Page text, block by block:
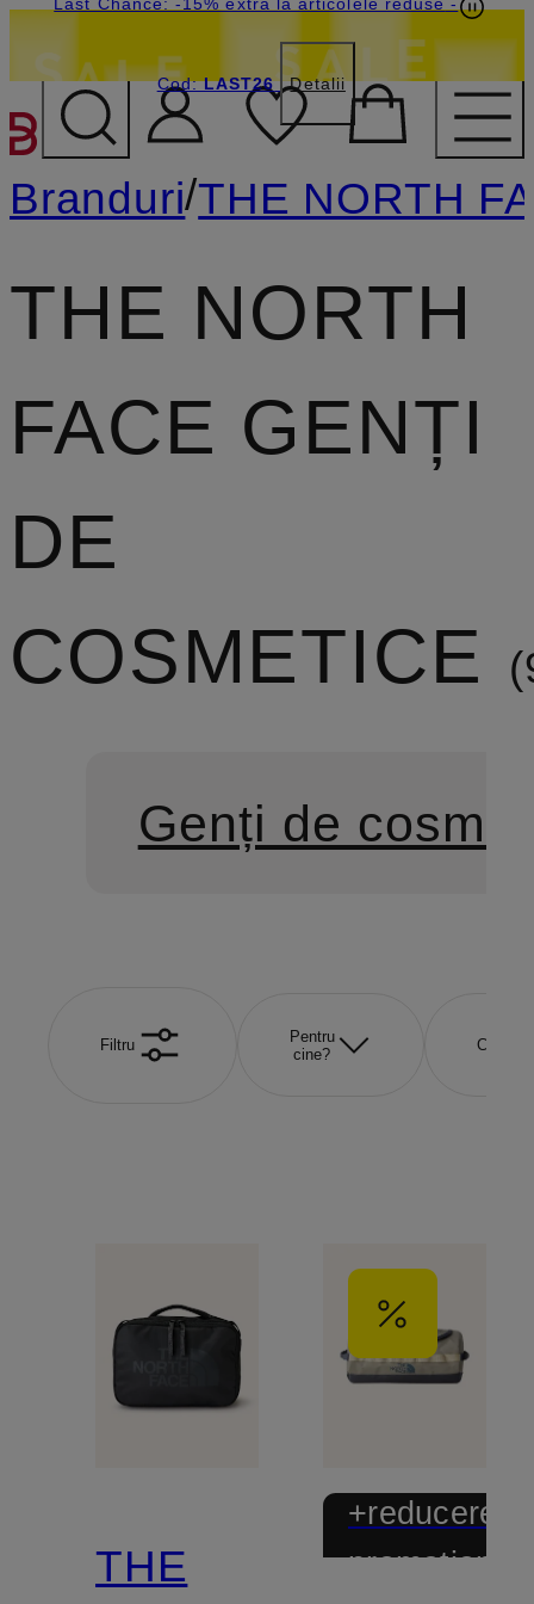
SARI LA CONȚINUTUL
Cod:LAST26 Detalii
Branduri/THE NORTH
THE NORTH
FACE GENȚI
DE
COSMETICE
Genți de
Filtru
Pentru
cine?
Culoare
THE
+reducere